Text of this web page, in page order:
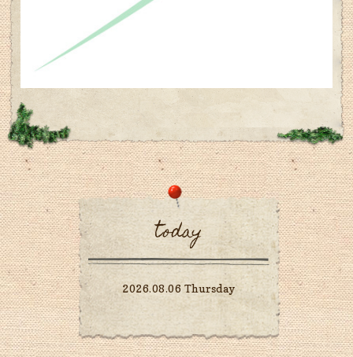
today
2026.08.06 Thursday